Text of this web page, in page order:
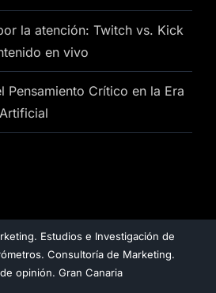
la atención: Twitch vs. Kick
en vivo
Pensamiento Crítico en la Era
Estudios e Investigación de
Consultoría de Marketing.
opinión. Gran Canaria